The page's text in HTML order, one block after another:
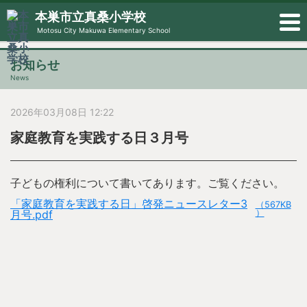
本巣市立真桑小学校
Motosu City Makuwa Elementary School
お知らせ
News
2026年03月08日 12:22
家庭教育を実践する日３月号
子どもの権利について書いてあります。ご覧ください。
「家庭教育を実践する日」啓発ニュースレター3
月号.pdf
（567KB
）